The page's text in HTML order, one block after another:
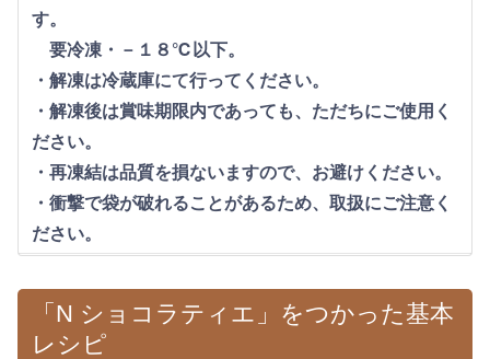
す。
要冷凍・－１８℃以下。
・解凍は冷蔵庫にて行ってください。
・解凍後は賞味期限内であっても、ただちにご使用く
ださい。
・再凍結は品質を損ないますので、お避けください。
・衝撃で袋が破れることがあるため、取扱にご注意く
ださい。
「N ショコラティエ」をつかった基本
レシピ